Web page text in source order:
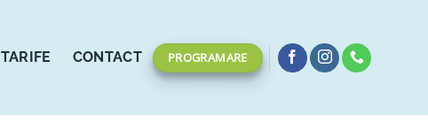
TARIFE CONTACT PROGRAMARE